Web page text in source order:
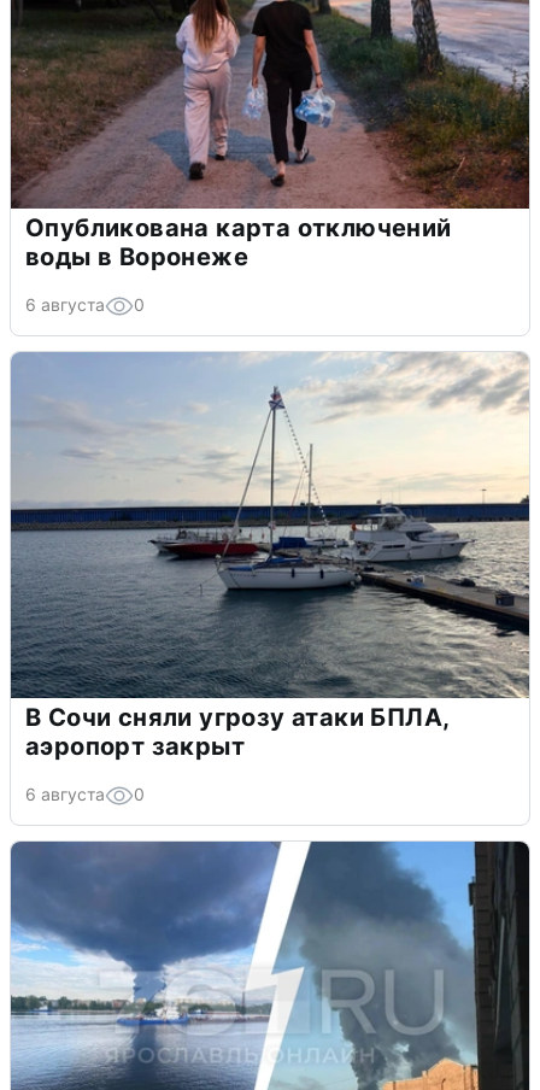
Опубликована карта отключений
воды в Воронеже
6 августа 0
В Сочи сняли угрозу атаки БПЛА,
аэропорт закрыт
6 августа 0